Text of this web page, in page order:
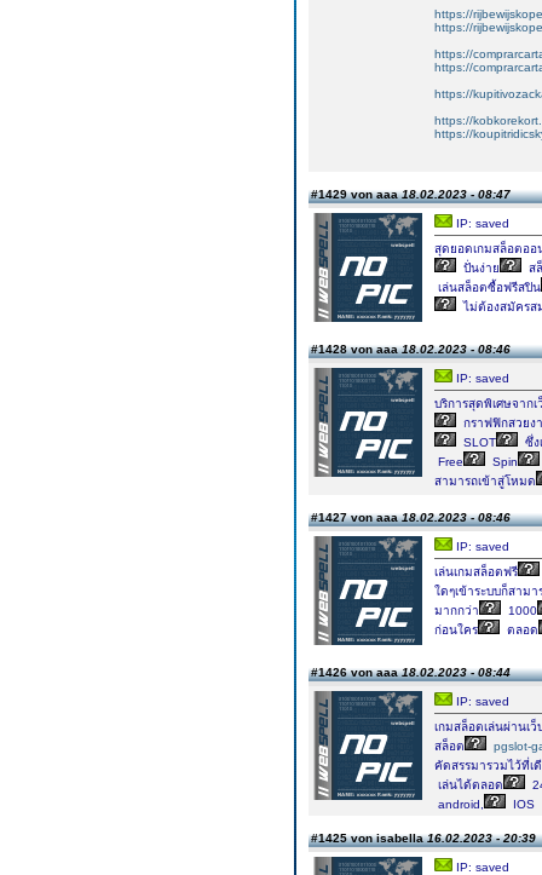
https://
https://
https://
https://
https://
https://
https://
#1429 von aaa18.02.2023 - 08:47
IP: saved
สุดยอดเกมสล็อตออ
ปั่นง่าย
ส
เล่นสล็อตซื้อฟรีสปิน
ไม่ต้องสมัครส
#1428 von aaa18.02.2023 - 08:46
IP: saved
บริการสุดพิเศษจากเ
กราฟฟิกสวยง
SLOT
ซึ่ง
Free
Spin
สามารถเข้าสู่โหมด
#1427 von aaa18.02.2023 - 08:46
IP: saved
เล่นเกมสล็อตฟรี
ใดๆเข้าระบบก็สามา
มากกว่า
1000
ก่อนใคร
ตลอด
#1426 von aaa18.02.2023 - 08:44
IP: saved
เกมสล็อตเล่นผ่านเว็
สล็อต
pgslot-
คัดสรรมารวมไว้ที่
เล่นได้ตลอด
android,
IOS
#1425 von isabella16.02.2023 - 20:39
IP: saved